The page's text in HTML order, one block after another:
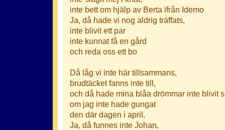
inte bett om hjälp av Berta ifrån Idemo
Ja, då hade vi nog aldrig träffats,
inte blivit ett par
inte kunnat få en gård
och reda oss ett bo
Då låg vi inte här tillsammans,
brudtäcket fanns inte till,
och då hade mina blåa drömmar inte blivit
om jag inte hade gungat
den där dagen i april,
Ja, då funnes inte Johan,